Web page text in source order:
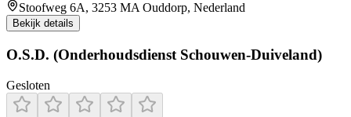
Stoofweg 6A, 3253 MA Ouddorp, Nederland
Bekijk details
O.S.D. (Onderhoudsdienst Schouwen-Duiveland)
Gesloten